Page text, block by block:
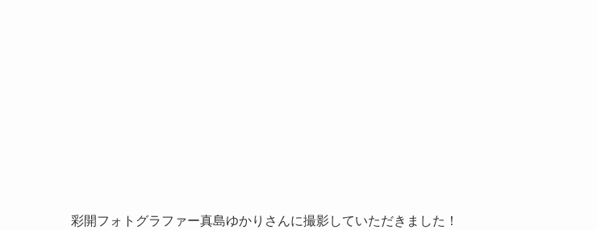
彩開フォトグラファー真島ゆかりさんに撮影していただきました！